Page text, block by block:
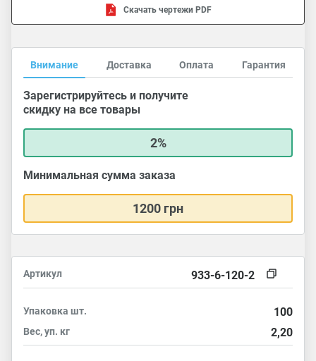
Скачать чертежи PDF
Внимание Доставка Оплата Гарантия
Зарегистрируйтесь и получите
скидку на все товары
2%
Минимальная сумма заказа
1200 грн
Артикул 933-6-120-2
Упаковка шт. 100
Вес, уп. кг 2,20